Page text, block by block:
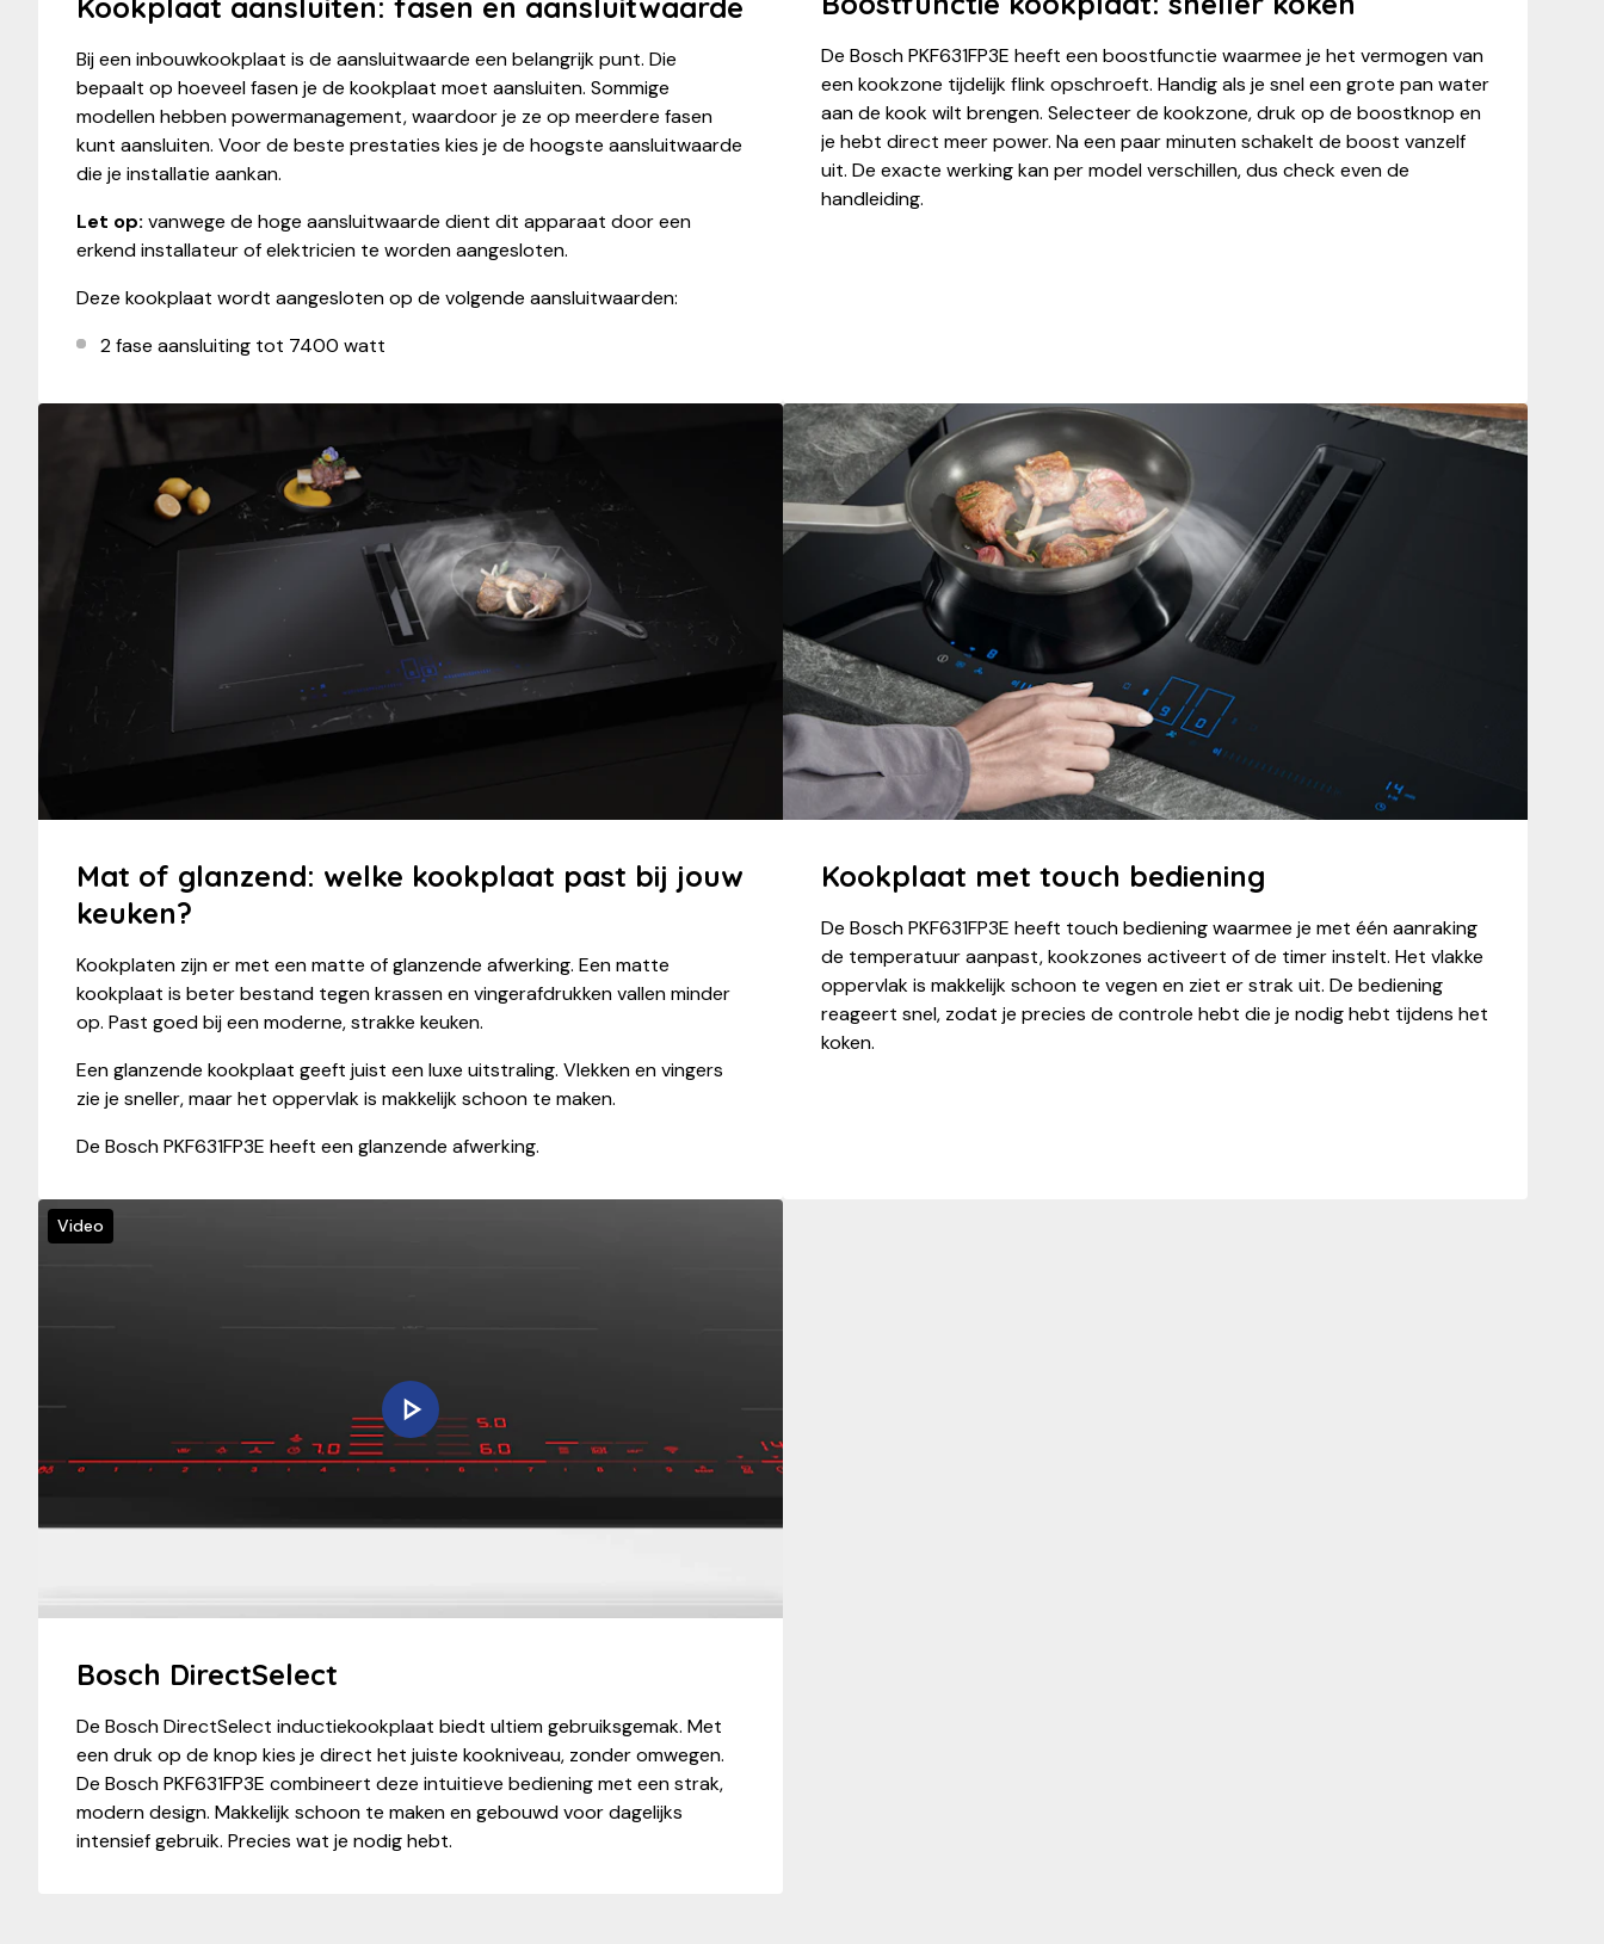
Bij een inbouwkookplaat is de aansluitwaarde een belangrijk punt. Die
bepaalt op hoeveel fasen je de kookplaat moet aansluiten. Sommige
modellen hebben powermanagement, waardoor je ze op meerdere fasen
kunt aansluiten. Voor de beste prestaties kies je de hoogste aansluitwaarde
die je installatie aankan.
Let op: vanwege de hoge aansluitwaarde dient dit apparaat door een
erkend installateur of elektricien te worden aangesloten.
Deze kookplaat wordt aangesloten op de volgende aansluitwaarden:
2 fase aansluiting tot 7400 watt
De Bosch PKF631FP3E heeft een boostfunctie waarmee je het vermogen van
een kookzone tijdelijk flink opschroeft. Handig als je snel een grote pan water
aan de kook wilt brengen. Selecteer de kookzone, druk op de boostknop en
je hebt direct meer power. Na een paar minuten schakelt de boost vanzelf
uit. De exacte werking kan per model verschillen, dus check even de
handleiding.
Mat of glanzend: welke kookplaat past bij jouw
keuken?
Kookplaten zijn er met een matte of glanzende afwerking. Een matte
kookplaat is beter bestand tegen krassen en vingerafdrukken vallen minder
op. Past goed bij een moderne, strakke keuken.
Een glanzende kookplaat geeft juist een luxe uitstraling. Vlekken en vingers
zie je sneller, maar het oppervlak is makkelijk schoon te maken.
De Bosch PKF631FP3E heeft een glanzende afwerking.
Kookplaat met touch bediening
De Bosch PKF631FP3E heeft touch bediening waarmee je met één aanraking
de temperatuur aanpast, kookzones activeert of de timer instelt. Het vlakke
oppervlak is makkelijk schoon te vegen en ziet er strak uit. De bediening
reageert snel, zodat je precies de controle hebt die je nodig hebt tijdens het
koken.
Video
Bosch DirectSelect
De Bosch DirectSelect inductiekookplaat biedt ultiem gebruiksgemak. Met
een druk op de knop kies je direct het juiste kookniveau, zonder omwegen.
De Bosch PKF631FP3E combineert deze intuitieve bediening met een strak,
modern design. Makkelijk schoon te maken en gebouwd voor dagelijks
intensief gebruik. Precies wat je nodig hebt.